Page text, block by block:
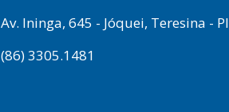
Av. Ininga, 645 - Jóquei, Teresina - PI
(86) 3305.1481